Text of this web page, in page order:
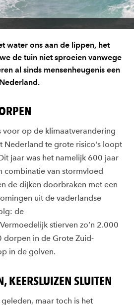
water ons aan de lippen, het
de tuin niet sproeien vanwege
al sinds mensenheugenis een
voor op de klimaatverandering
Nederland te grote risico's loopt
jaar was het namelijk 600 jaar
combinatie van stormvloed
de dijken doorbraken met een
uit de vaderlandse
de
stierven zo’n 2.000
dorpen in de Grote Zuid-
in de golven.
KEERSLUIZEN SLUITEN
maar toch is het